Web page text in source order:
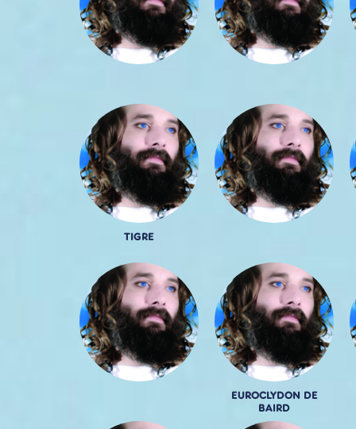
TIGRE
EUROCLYDON DE
BAIRD